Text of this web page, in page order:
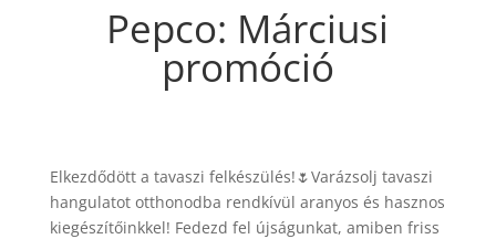
Pepco: Márciusi
promóció
Elkezdődött a tavaszi felkészülés!🌷Varázsolj tavaszi
hangulatot otthonodba rendkívül aranyos és hasznos
kiegészítőinkkel! Fedezd fel újságunkat, amiben friss